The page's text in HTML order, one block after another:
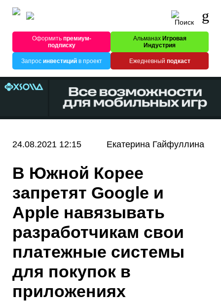
Оформитьпремиум-
подписку
Альманах Игровая
Индустрия
Запрос инвестицийв проект Ежедневный подкаст
24.08.2021 12:15 Екатерина Гайфуллина
В Южной Корее
запретят Google и
Apple навязывать
разработчикам свои
платежные системы
для покупок в
приложениях